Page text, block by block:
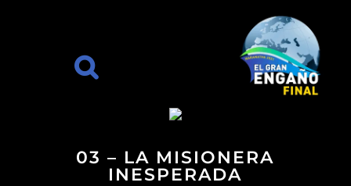
03 – LA MISIONERA
INESPERADA